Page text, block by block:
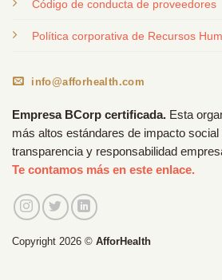
Código de conducta de proveedores
Política corporativa de Recursos
info@afforhealth.com
Empresa BCorp certificada. Esta
más altos estándares de impacto social
transparencia y responsabilidad
Te contamos más en este enlace.
Copyright 2026 © AfforHealth